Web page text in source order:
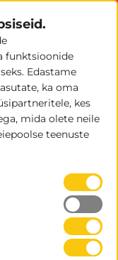
rent
funktsioonide
Edastame
ka oma
kes
mida olete neile
teenuste